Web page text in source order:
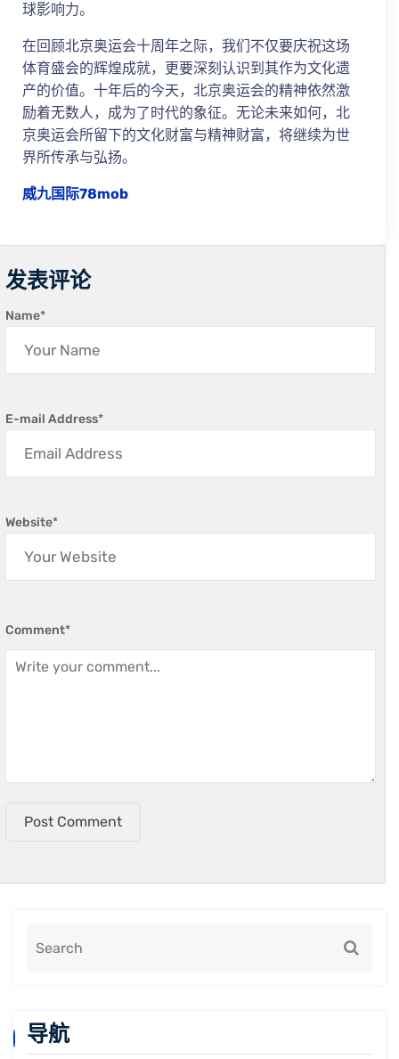
球影响力。
在回顾北京奥运会十周年之际，我们不仅要庆祝这场
体育盛会的辉煌成就，更要深刻认识到其作为文化遗
产的价值。十年后的今天，北京奥运会的精神依然激
励着无数人，成为了时代的象征。无论未来如何，北
京奥运会所留下的文化财富与精神财富，将继续为世
界所传承与弘扬。
威九国际78mob
发表评论
Name*
E-mail Address*
Website*
Comment*
Post Comment
导航